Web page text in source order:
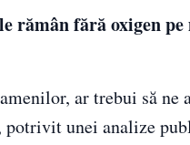
rămân fără oxigen pe
ar trebui să ne
potrivit unei analize